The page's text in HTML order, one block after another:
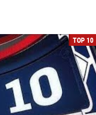
TOP 10